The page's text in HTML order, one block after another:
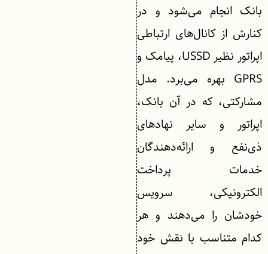
بانک انجام می‌شود و در
کنارش از کانال‌های ارتباطی
اپراتور نظیر USSD، پیامک و
GPRS بهره می‌برد. مدل
مشارکتی، که در آن بانک،
اپراتور و سایر نهادهای
ذی‌نفع و ارائه‌دهندگان
خدمات پرداخت
الکترونیکی، سرویس
خودشان را می‌دهند و هر
کدام متناسب با نقش خود